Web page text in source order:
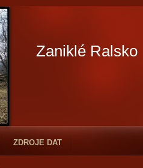
Zaniklé Ralsko
ZDROJE DAT